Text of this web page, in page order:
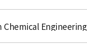
Chemical Engineering